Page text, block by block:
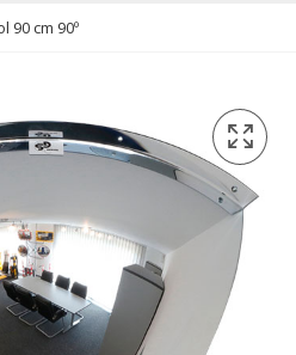
cm 90º